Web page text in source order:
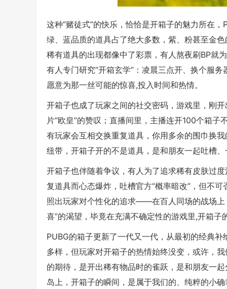
这种“赌徒式”的快乐，恰恰是开箱子的魅力所在
绿、蓝品质的道具占了绝大多数，紫、粉甚至金
稀有道具的出现都像中了彩票，有人熬夜刷BP就
有人专门研究“开箱玄学”：凌晨三点开、换个服
愿意为那一丝可能的惊喜,投入时间和热情。
开箱子也成了玩家之间的社交密码，游戏里，刚
片“欧皇”的赞叹；直播间里，主播连开100个箱
有玩家会互相交换重复道具，你用多余的围巾换
纽带，开箱子开的不是道具，是和朋友一起吐槽
开箱子也伴随着争议，有人为了追求稀有皮肤过
复道具而心态爆炸，吐槽官方“概率暗改”，但不
照出玩家对个性化的追求——在百人同场的战场上
喜”的渴望，毕竟在充满不确定性的游戏里,开箱子
PUBG的箱子更新了一代又一代，从最初的经典
多样，但玩家对开箱子的热情始终没变，或许，
的期待，是开出稀有物品时的雀跃，是和朋友一
岛上，开箱子的瞬间，是属于我们的、纯粹的小确